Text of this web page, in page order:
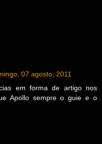
07 agosto, 2011
em forma de artigo nos
Apollo sempre o guie e o